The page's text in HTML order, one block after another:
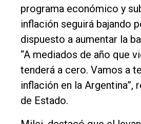
programa económico y
inflación seguirá bajando
dispuesto a aumentar la
“A mediados de año que
tenderá a cero. Vamos a
inflación en la Argentina”,
de Estado.